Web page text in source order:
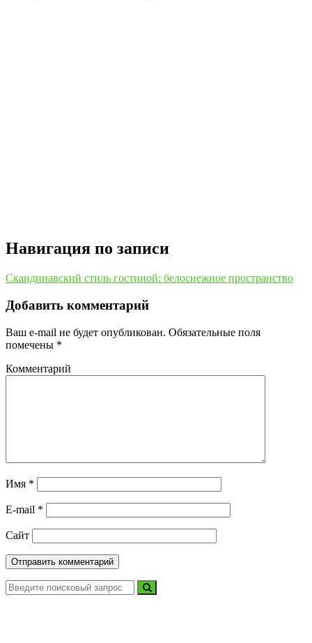
Навигация по записи
Скандинавский стиль гостиной: белоснежное пространство
Добавить комментарий
Ваш e-mail не будет опубликован. Обязательные поля
помечены *
Комментарий
Имя *
E-mail *
Сайт